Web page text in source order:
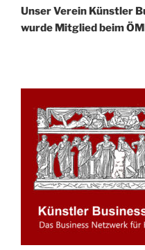
Beitrag
Unser Verein Künstler
wurde Mitglied beim